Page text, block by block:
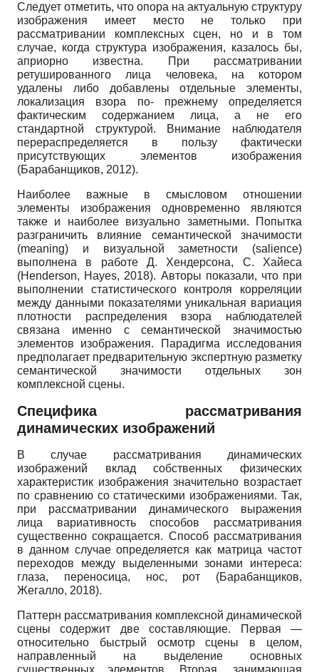
Следует отметить, что опора на актуальную структуру
изображения имеет место не только при
рассматривании комплексных сцен, но и в том
случае, когда структура изображения, казалось бы,
априорно известна. При рассматривании
ретушированного лица человека, на котором
удалены либо добавлены отдельные элементы,
локализация взора по- прежнему определяется
фактическим содержанием лица, а не его
стандартной структурой. Внимание наблюдателя
перераспределяется в пользу фактически
присутствующих элементов изображения
(Барабанщиков, 2012).
Наиболее важные в смысловом отношении
элементы изображения одновременно являются
также и наиболее визуально заметными. Попытка
разграничить влияние семантической значимости
(meaning) и визуальной заметности (salience)
выполнена в работе Д. Хендерсона, С. Хайеса
(Henderson, Hayes, 2018). Авторы показали, что при
выполнении статистического контроля корреляции
между данными показателями уникальная вариация
плотности распределения взора наблюдателей
связана именно с семантической значимостью
элементов изображения. Парадигма исследования
предполагает предварительную экспертную разметку
семантической значимости отдельных зон
комплексной сцены.
Специфика рассматривания
динамических изображений
В случае рассматривания динамических
изображений вклад собственных физических
характеристик изображения значительно возрастает
по сравнению со статическими изображениями. Так,
при рассматривании динамического выражения
лица вариативность способов рассматривания
существенно сокращается. Способ рассматривания
в данном случае определяется как матрица частот
переходов между выделенными зонами интереса:
глаза, переносица, нос, рот (Барабанщиков,
Жегалло, 2018).
Паттерн рассматривания комплексной динамической
сцены содержит две составляющие. Первая —
относительно быстрый осмотр сцены в целом,
направленный на выделение основных